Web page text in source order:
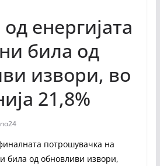
енергијата
била од
извори, во
21,8%
потрошувачка на
била од обновливи извори,